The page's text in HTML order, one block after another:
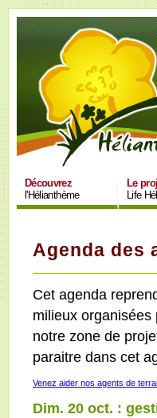
Découvrez
l'Hélianthème
Le
Life
Agenda des
Cet agenda
milieux
notre zone de
paraitre dans cet
Venez aider nos agents de
Dim. 20 oct. :